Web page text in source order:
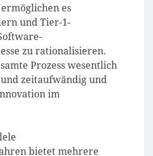
es
und Tier-1-
zu rationalisieren.
Prozess wesentlich
zeitaufwändig und
im
bietet mehrere